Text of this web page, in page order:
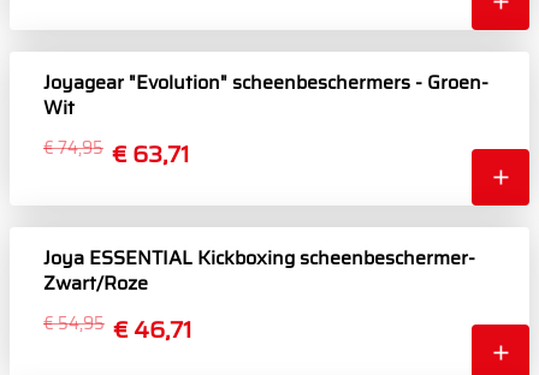
Joyagear "Evolution" scheenbeschermers - Groen-
Wit
€ 63,71
€ 74,95
Joya ESSENTIAL Kickboxing scheenbeschermer-
Zwart/Roze
€ 46,71
€ 54,95